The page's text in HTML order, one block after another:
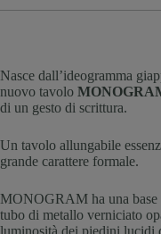
Nasce dall’ideogramma
nuovo tavolo
di un gesto di scrittura.
Un tavolo allungabile
grande carattere formale.
MONOGRAM ha una base
tubo di metallo verniciato
luminosità dei piedini lucidi